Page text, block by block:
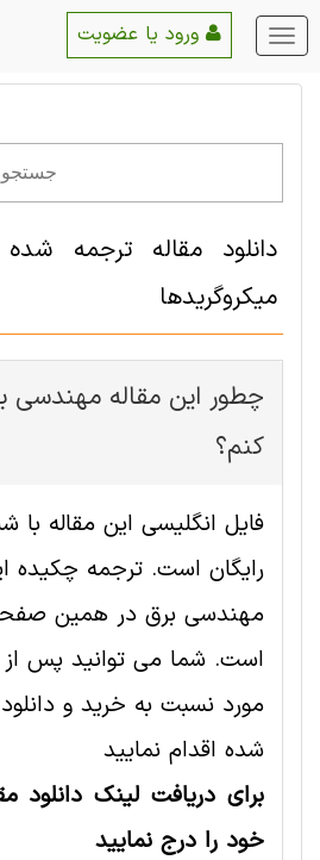
منو
اصلی
دانلود مقاله ترجمه شده
میکروگریدها
چطور این مقاله مهندسی
کنم؟
رایگان است. ترجمه چکیده
مهندسی برق در همین
است. شما می توانید پس از
مورد نسبت به خرید و
شده اقدام نمایید
برای دریافت لینک دانلود
خود را درج نمایید